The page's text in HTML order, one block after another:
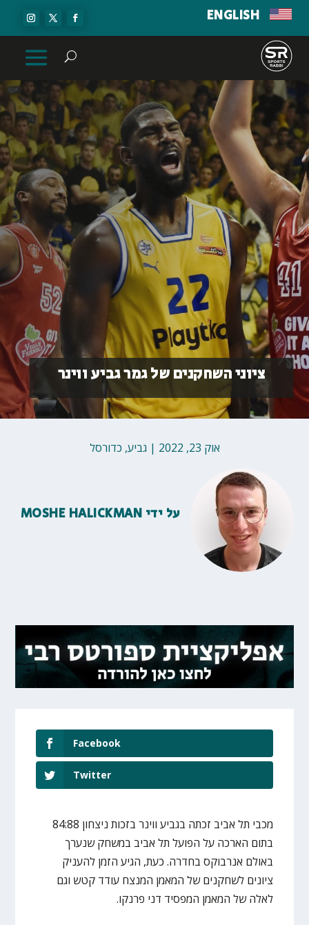
ENGLISH
ציוני השחקנים של גמר גביע ווינר
אוק 23, 2022 | גביע, כדורסל
על ידי MOSHE HALICKMAN
Facebook
Twitter
מכבי תל אביב זכתה בגביע ווינר בזכות ניצחון 84:88
בתום הארכה על הפועל תל אביב במשחק שנערך
באולם אנרבוקס בחדרה. כעת, הגיע הזמן להעניק
ציונים לשחקנים של המאמן המנצח עודד קטש וגם
לאלה של המאמן המפסיד דני פרנקו.